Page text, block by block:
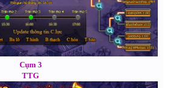
Cụm 3
TTG